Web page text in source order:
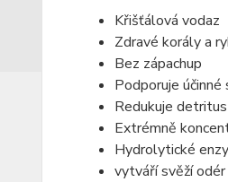
Křišťálová vodaz
Zdravé korály a
Bez zápachup
Podporuje účinné
Redukuje
Extrémně
Hydrolytické
vytváří svěží